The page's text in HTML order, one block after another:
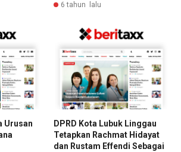
6 tahun lalu
Urusan
DPRD Kota Lubuk Linggau
Tetapkan Rachmat Hidayat
dan Rustam Effendi Sebagai